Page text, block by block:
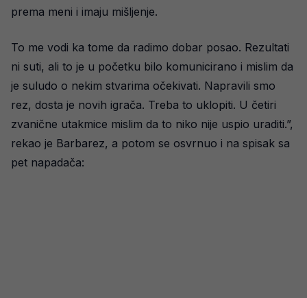
prema meni i imaju mišljenje.
To me vodi ka tome da radimo dobar posao. Rezultati
ni suti, ali to je u početku bilo komunicirano i mislim da
je suludo o nekim stvarima očekivati. Napravili smo
rez, dosta je novih igrača. Treba to uklopiti. U četiri
zvanične utakmice mislim da to niko nije uspio uraditi.”,
rekao je Barbarez, a potom se osvrnuo i na spisak sa
pet napadača: